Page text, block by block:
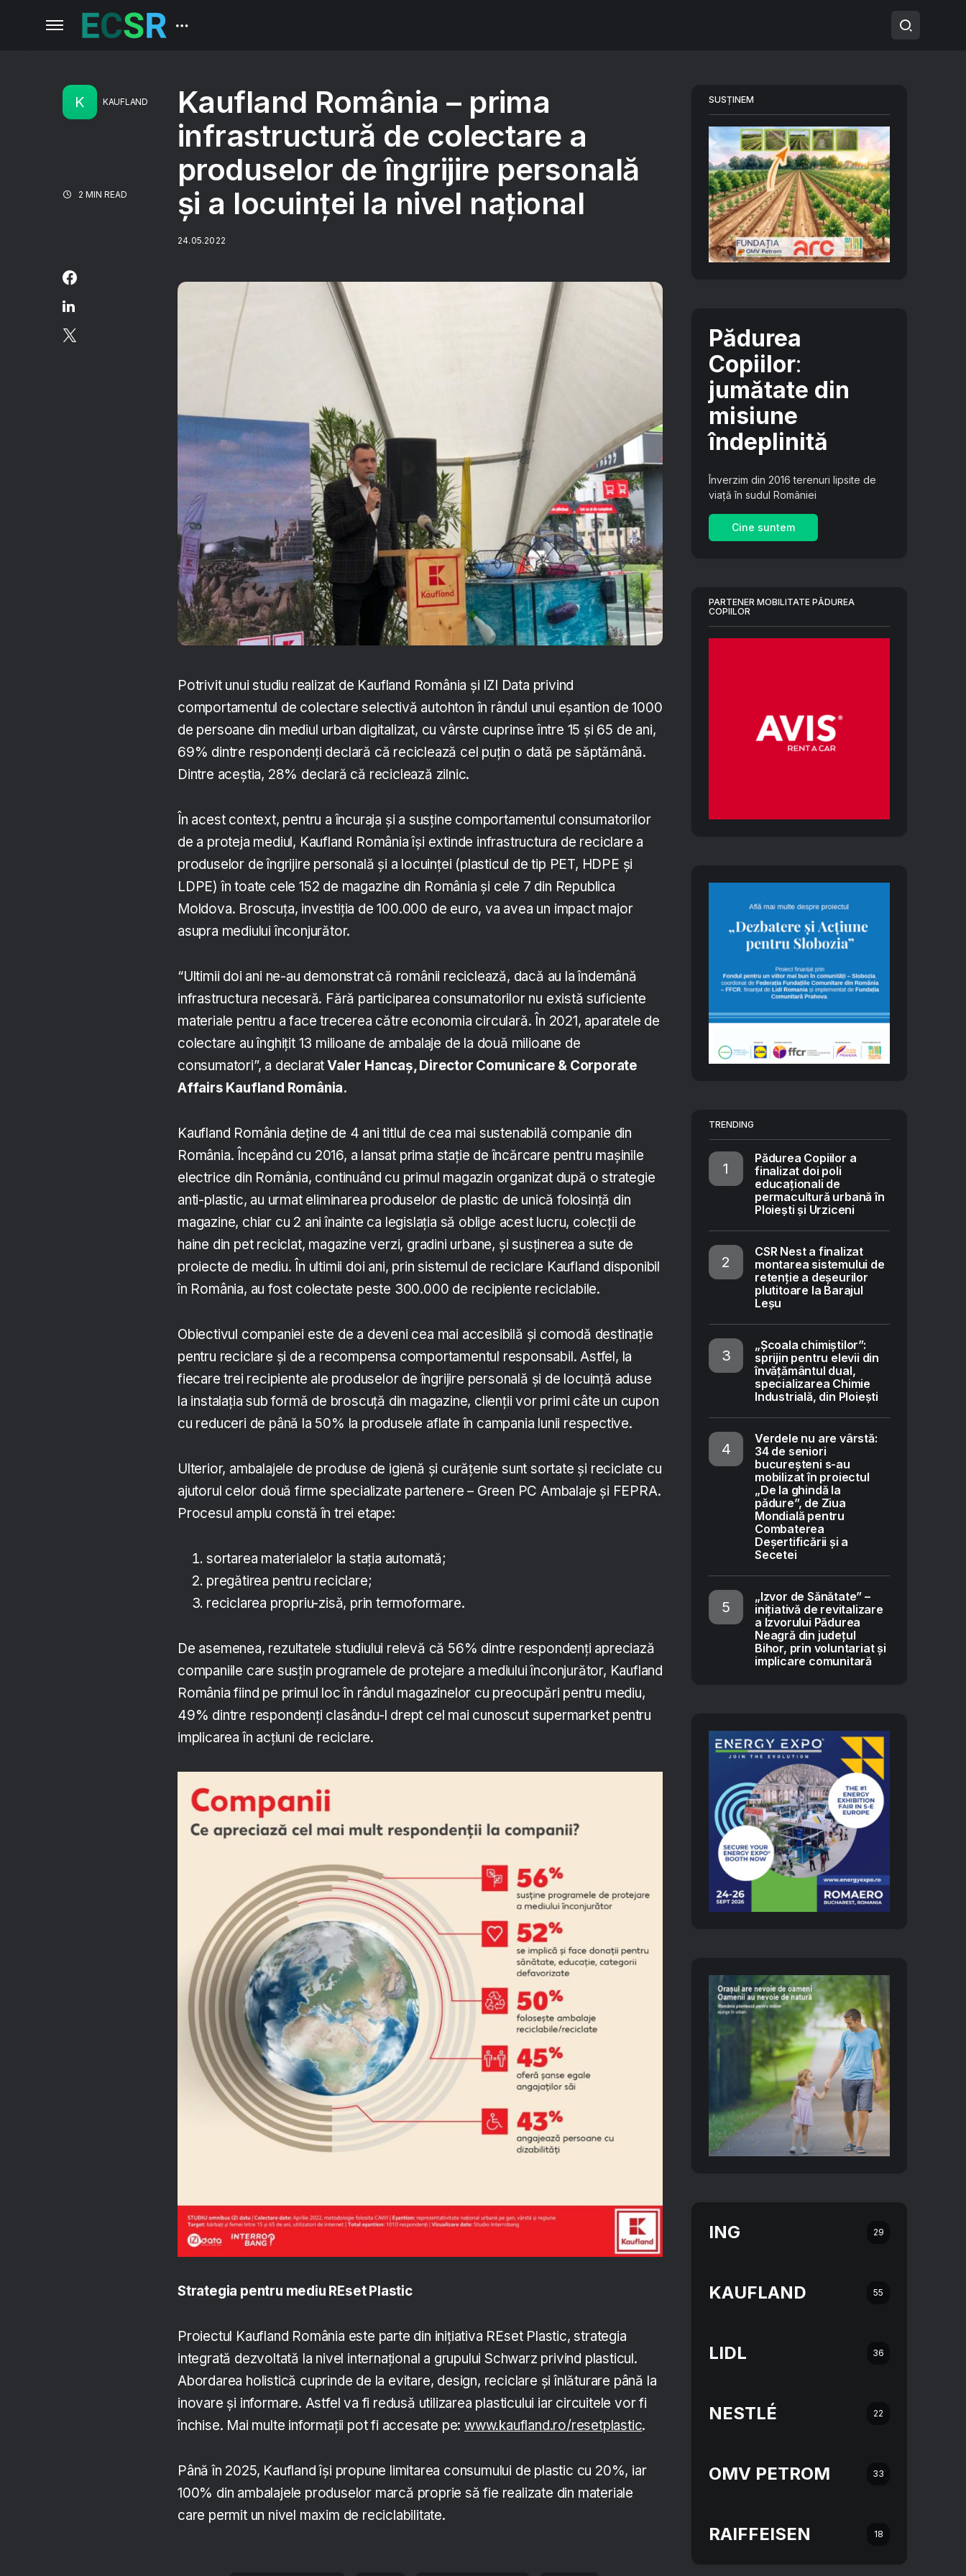
K KAUFLAND
2 MIN READ
Kaufland România – prima
infrastructură de colectare a
produselor de îngrijire personală
și a locuinței la nivel național
24.05.2022
Potrivit unui studiu realizat de Kaufland România și IZI Data privind
comportamentul de colectare selectivă autohton în rândul unui eșantion de 1000
de persoane din mediul urban digitalizat, cu vârste cuprinse între 15 și 65 de ani,
69% dintre respondenți declară că reciclează cel puțin o dată pe săptămână.
Dintre aceștia, 28% declară că reciclează zilnic.
În acest context, pentru a încuraja și a susține comportamentul consumatorilor
de a proteja mediul, Kaufland România își extinde infrastructura de reciclare a
produselor de îngrijire personală și a locuinței (plasticul de tip PET, HDPE și
LDPE) în toate cele 152 de magazine din România și cele 7 din Republica
Moldova. Broscuța, investiția de 100.000 de euro, va avea un impact major
asupra mediului înconjurător.
“Ultimii doi ani ne-au demonstrat că românii reciclează, dacă au la îndemână
infrastructura necesară. Fără participarea consumatorilor nu există suficiente
materiale pentru a face trecerea către economia circulară. În 2021, aparatele de
colectare au înghiţit 13 milioane de ambalaje de la două milioane de
consumatori”, a declaratValer Hancaș, Director Comunicare & Corporate
Affairs Kaufland România.
Kaufland România deține de 4 ani titlul de cea mai sustenabilă companie din
România. Începând cu 2016, a lansat prima stație de încărcare pentru mașinile
electrice din România, continuând cu primul magazin organizat după o strategie
anti-plastic, au urmat eliminarea produselor de plastic de unică folosință din
magazine, chiar cu 2 ani înainte ca legislația să oblige acest lucru, colecții de
haine din pet reciclat, magazine verzi, gradini urbane, și susținerea a sute de
proiecte de mediu. În ultimii doi ani, prin sistemul de reciclare Kaufland disponibil
în România, au fost colectate peste 300.000 de recipiente reciclabile.
Obiectivul companiei este de a deveni cea mai accesibilă și comodă destinație
pentru reciclare și de a recompensa comportamentul responsabil. Astfel, la
fiecare trei recipiente ale produselor de îngrijire personală și de locuință aduse
la instalația sub formă de broscuță din magazine, clienții vor primi câte un cupon
cu reduceri de până la 50% la produsele aflate în campania lunii respective.
Ulterior, ambalajele de produse de igienă și curățenie sunt sortate și reciclate cu
ajutorul celor două firme specializate partenere – Green PC Ambalaje și FEPRA.
Procesul amplu constă în trei etape:
sortarea materialelor la stația automată;
pregătirea pentru reciclare;
reciclarea propriu-zisă, prin termoformare.
De asemenea, rezultatele studiului relevă că 56% dintre respondenți apreciază
companiile care susțin programele de protejare a mediului înconjurător, Kaufland
România fiind pe primul loc în rândul magazinelor cu preocupări pentru mediu,
49% dintre respondenți clasându-l drept cel mai cunoscut supermarket pentru
implicarea în acțiuni de reciclare.
Strategia pentru mediu REset Plastic
Proiectul Kaufland România este parte din inițiativa REset Plastic, strategia
integrată dezvoltată la nivel internațional a grupului Schwarz privind plasticul.
Abordarea holistică cuprinde de la evitare, design, reciclare și înlăturare până la
inovare și informare. Astfel va fi redusă utilizarea plasticului iar circuitele vor fi
închise. Mai multe informații pot fi accesate pe:www.kaufland.ro/resetplastic.
Până în 2025, Kaufland își propune limitarea consumului de plastic cu 20%, iar
100% din ambalajele produselor marcă proprie să fie realizate din materiale
care permit un nivel maxim de reciclabilitate.
SUSȚINEM
Pădurea
Copiilor:
jumătate din
misiune
îndeplinită
Înverzim din 2016 terenuri lipsite de
viață în sudul României
Cine suntem
PARTENER MOBILITATE PĂDUREA
COPIILOR
TRENDING
Pădurea Copiilor a
finalizat doi poli
educaționali de
permacultură urbană în
Ploiești și Urziceni
CSR Nest a finalizat
montarea sistemului de
retenție a deșeurilor
plutitoare la Barajul
Leșu
„Școala chimiștilor”:
sprijin pentru elevii din
învățământul dual,
specializarea Chimie
Industrială, din Ploiești
Verdele nu are vârstă:
34 de seniori
bucureșteni s-au
mobilizat în proiectul
„De la ghindă la
pădure”, de Ziua
Mondială pentru
Combaterea
Deșertificării și a
Secetei
„Izvor de Sănătate” –
inițiativă de revitalizare
a Izvorului Pădurea
Neagră din județul
Bihor, prin voluntariat și
implicare comunitară
ING 29
KAUFLAND 55
LIDL 36
NESTLÉ 22
OMV PETROM 33
RAIFFEISEN 18